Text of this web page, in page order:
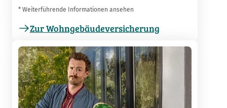
* Weiterführende Informationen ansehen
Zur Wohngebäudeversicherung